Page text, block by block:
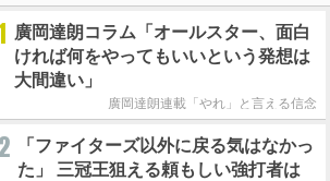
廣岡達朗コラム「オールスター、面白
ければ何をやってもいいという発想は
大間違い」
廣岡達朗連載「やれ」と言える信念
2
「ファイターズ以外に戻る気はなかっ
た」 三冠王狙える頼もしい強打者は